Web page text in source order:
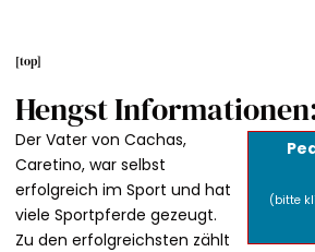
[top]
Hengst
(bitte
Der Vater von Cachas,
Caretino, war selbst
erfolgreich im Sport und hat
viele Sportpferde gezeugt.
Zu den erfolgreichsten zählt